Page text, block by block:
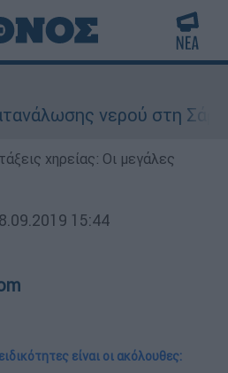
νερού στη Σάρτη
χηρείας: Οι μεγάλες
15:44
είναι οι ακόλουθες: